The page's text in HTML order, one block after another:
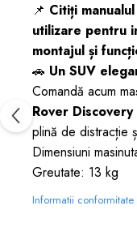
📌 Citiți
utilizare pentru
montajul și
🚗 Un SUV
Comandă acum
Rover Discovery
plină de distracție
Dimensiuni
Greutate: 13 kg
Informatii conformitate